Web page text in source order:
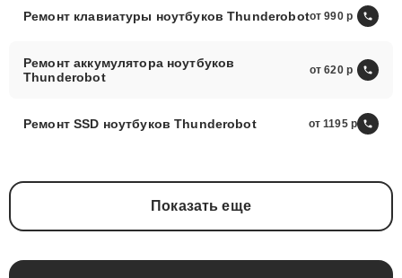
Ремонт клавиатуры ноутбуков Thunderobotот 990
Ремонт аккумулятора ноутбуков
Thunderobot
от 620
Ремонт SSD ноутбуков Thunderobot от 1195
Показать еще